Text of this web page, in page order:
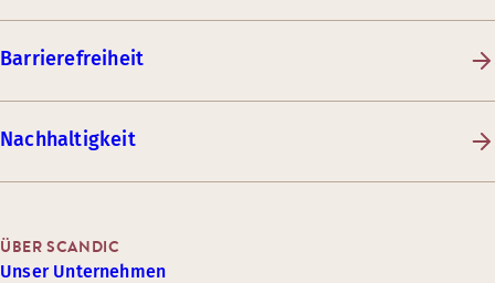
Barrierefreiheit
Nachhaltigkeit
ÜBER SCANDIC
Unser Unternehmen